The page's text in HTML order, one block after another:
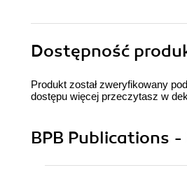
Dostępność
Produkt został zweryfikowany
dostępu więcej przeczytasz w
BPB Publications